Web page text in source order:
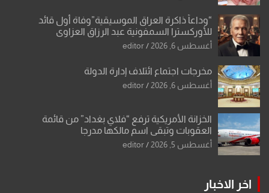
“وداعاً ذاكرة العراق الموسيقية”وفاة أول قائد
للأوركسترا السمفونية عبد الرزاق العزاوي
أغسطس 6, 2026 editor
مخرجات اجتماع ائتلاف إدارة الدولة
أغسطس 6, 2026 editor
الخزانة الأمريكية ترفع “فلاي بغداد” من قائمة
العقوبات وتبقي اسم مالكها مدرجا
أغسطس 5, 2026 editor
اخر الاخبار